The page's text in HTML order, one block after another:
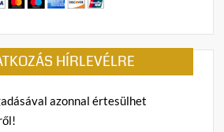
HÍRLEVÉLRE
azonnal értesülhet